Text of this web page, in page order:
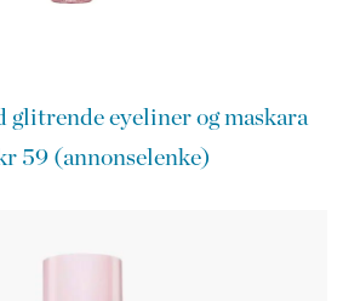
eyeliner og maskara
59 (annonselenke)